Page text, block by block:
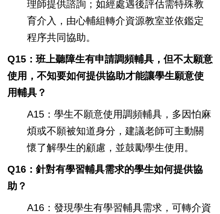
理師提供諮詢；如經處遇後評估需特殊教
育介入，由心輔組轉介資源教室並依鑑定
程序共同協助。
Q15：班上聽障生有申請調頻輔具，但不太願意
使用，不知要如何提供協助才能讓學生願意使
用輔具？
A15：學生不願意使用調頻輔具，多因怕麻
煩或不願被知道身分，建議老師可主動關
懷了解學生的顧慮，並鼓勵學生使用。
Q16：針對有學習輔具需求的學生如何提供協
助？
A16：發現學生有學習輔具需求，可轉介資